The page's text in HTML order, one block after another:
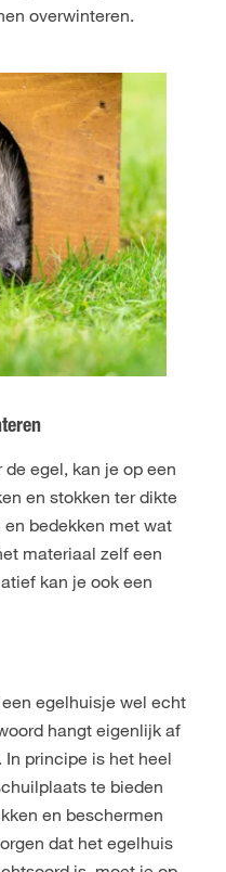
overwinteren.
egel, kan je op een
en stokken ter dikte
bedekken met wat
materiaal zelf een
kan je ook een
egelhuisje wel echt
hangt eigenlijk af
principe is het heel
te bieden
en beschermen
dat het egelhuis